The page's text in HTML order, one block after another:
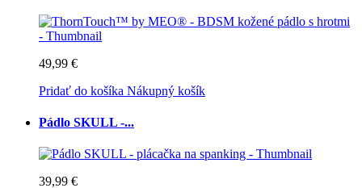
49,99 €
Pridať do košíka Nákupný košík
Pádlo SKULL -...
39,99 €